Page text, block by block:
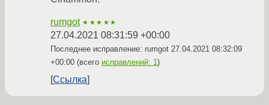
rumgot ★★★★★
27.04.2021 08:31:59 +00:00
Последнее исправление: rumgot 27.04.2021 08:32:09
+00:00 (всего исправлений: 1)
Ссылка